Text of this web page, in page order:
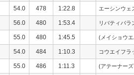
54.0 478 1:22.8 エーシンウェ
56.0 480 1:53.4 リバティバラ
55.0 480 1:45.5 (メイショウ
54.0 484 1:10.3 コウエイフラ
55.0 486 1:11.3 (アテーナー